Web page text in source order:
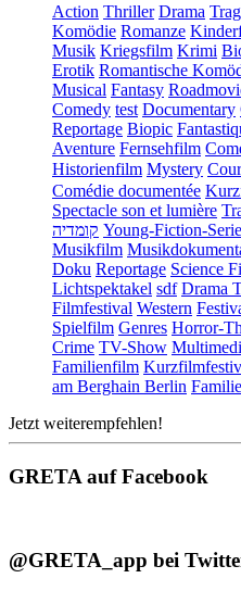
Action Thriller Drama
Komödie Romanze
Musik Kriegsfilm Krimi
Erotik Romantische
Musical Fantasy
Comedy test Documentary
Reportage Biopic
Aventure Fernsehfilm
Historienfilm Mystery
Comédie documentée
Spectacle son et lumière
קומדיה Young-Fiction-Serie
Musikfilm
Doku Reportage Science
Lichtspektakel sdf Drama
Filmfestival Western
Spielfilm Genres Horror-
Crime TV-Show
Familienfilm
am Berghain Berlin
Jetzt weiterempfehlen!
GRETA auf Facebook
@GRETA_app bei